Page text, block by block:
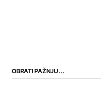
OBRATI PAŽNJU…